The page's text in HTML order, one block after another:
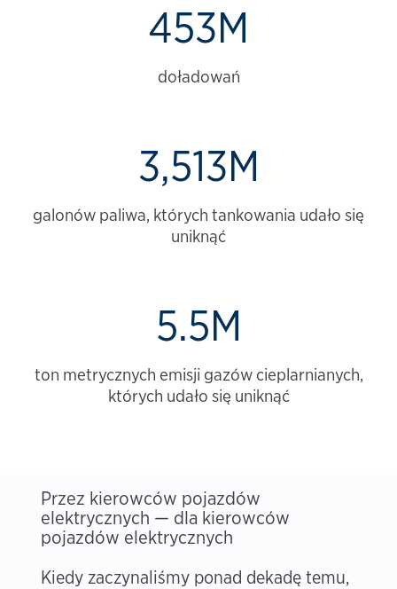
453M
doładowań
3,513M
galonów paliwa, których tankowania udało się
uniknąć
5.5M
ton metrycznych emisji gazów cieplarnianych,
których udało się uniknąć
Przez kierowców pojazdów
elektrycznych — dla kierowców
pojazdów elektrycznych
Kiedy zaczynaliśmy ponad dekadę temu,